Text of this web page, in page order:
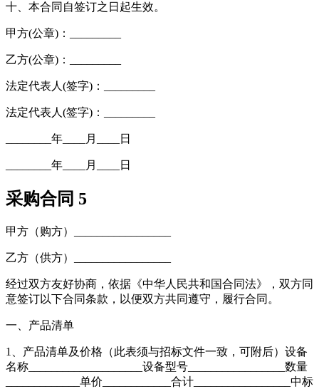
十、本合同自签订之日起生效。
甲方(公章)：_________
乙方(公章)：_________
法定代表人(签字)：_________
法定代表人(签字)：_________
________年____月____日
________年____月____日
采购合同 5
甲方（购方）_________________
乙方（供方）_________________
经过双方友好协商，依据《中华人民共和国合同法》，双方同
意签订以下合同条款，以便双方共同遵守，履行合同。
一、产品清单
1、产品清单及价格（此表须与招标文件一致，可附后）设备
名称____________________设备型号_________________数量
_____________单价____________合计_________________中标